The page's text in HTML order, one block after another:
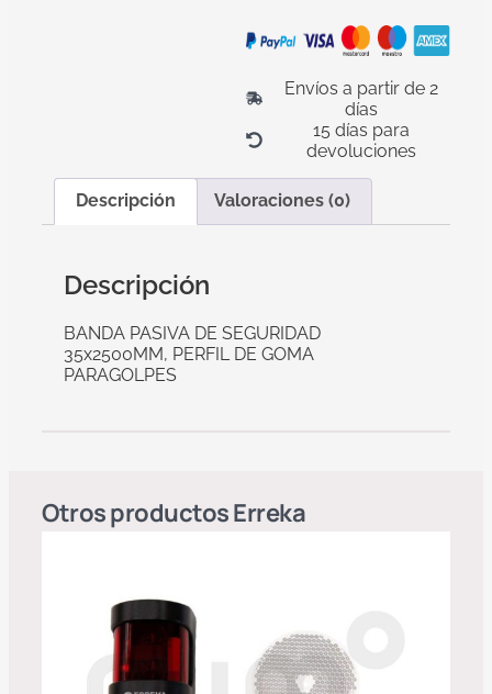
Envíos a partir de 2
días
15 días para
devoluciones
Descripción Valoraciones (0)
Descripción
BANDA PASIVA DE SEGURIDAD
35x2500MM, PERFIL DE GOMA
PARAGOLPES
Otros productosErreka